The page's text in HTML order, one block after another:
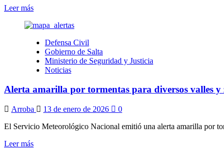
Salta
Leer másLeer
sobre
amarillas
por
tormentas
para
parte
territorio
Defensa Civil
Gobierno de Salta
Ministerio de Seguridad y Justicia
Noticias
Alerta amarilla por tormentas para diversos valles y
Arroba 13 de enero de 2026
0
El Servicio Meteorológico Nacional emitió una alerta amarilla por
Leer másLeer